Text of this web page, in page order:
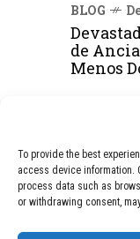
To provide the best
access device information.
process data such as
or withdrawing consent,
BLOG
de
Menos
01
Vídeo
en